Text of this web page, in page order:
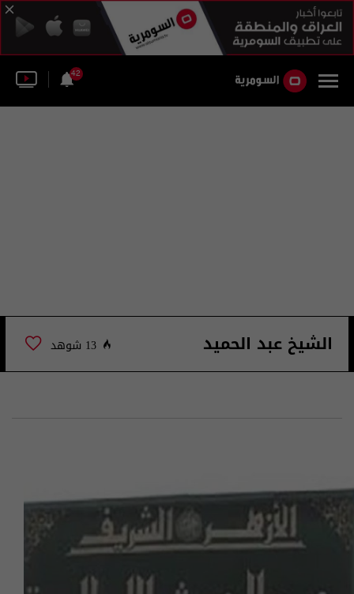
42
الشيخ عبد الحميد 13 شوهد